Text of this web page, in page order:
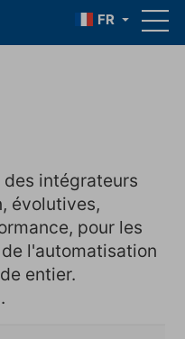
FR
des intégrateurs
évolutives,
pour les
l'automatisation
entier.